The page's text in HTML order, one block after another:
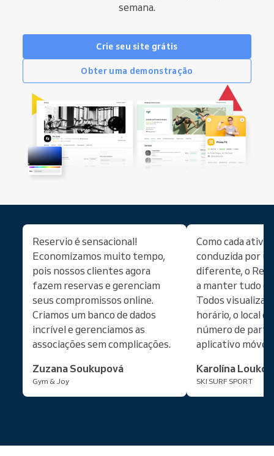
semana.
Crie seu site grátis
Obter uma demonstração
Reservio é sensacional!
Economizamos muito tempo,
pois nossos clientes agora
fazem reservas e gerenciam
seus compromissos online.
Criamos um banco de dados
incrível e gerenciamos as
associações sem complicações.
Zuzana Soukupová
Gym & Joy
Como cada
conduzida por
diferente, o
a manter tudo
Todos
horário, o local
número de
aplicativo
Karolína
SKI SURF SPORT